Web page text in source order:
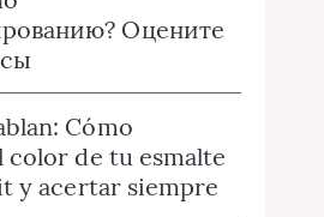
Оцените
Cómo
color de tu esmalte
y acertar siempre